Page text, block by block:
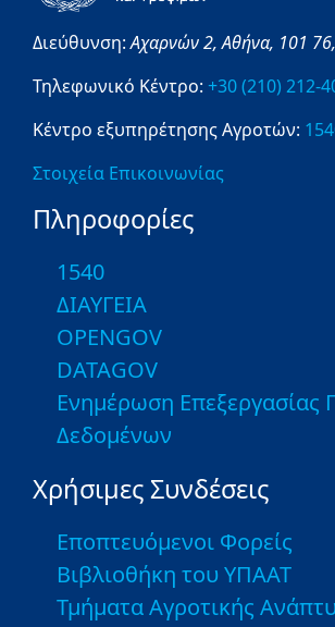
Διεύθυνση:Αχαρνών 2,Αθήνα, 101 76,
Τηλεφωνικό Κέντρο: +30 (210) 212-
Κέντρο εξυπηρέτησης Αγροτών:
Στοιχεία Επικοινωνίας
Πληροφορίες
1540
ΔΙΑΥΓΕΙΑ
OPENGOV
DATAGOV
Ενημέρωση
Δεδομένων
Χρήσιμες Συνδέσεις
Εποπτευόμενοι Φορείς
Βιβλιοθήκη του ΥΠΑΑΤ
Τμήματα Αγροτικής